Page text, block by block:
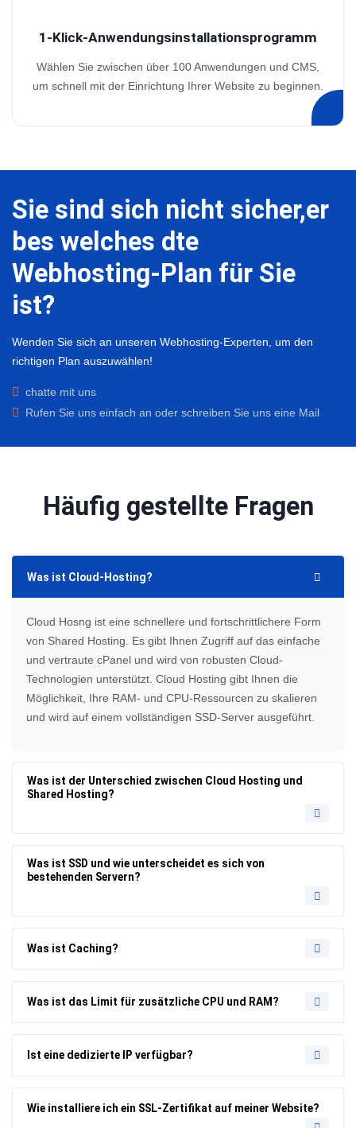
1-Klick-Anwendungsinstallationsprogramm
Wählen Sie zwischen über 100 Anwendungen und CMS,
um schnell mit der Einrichtung Ihrer Website zu beginnen.
Sie sind sich nicht sicher,er
bes welches dte
Webhosting-Plan für Sie
ist?
Wenden Sie sich an unseren Webhosting-Experten, um den
richtigen Plan auszuwählen!
chatte mit uns
Rufen Sie uns einfach an oder schreiben Sie uns eine Mail
Häufig gestellte Fragen
Was ist Cloud-Hosting?
Cloud Hosng ist eine schnellere und fortschrittlichere Form
von Shared Hosting. Es gibt Ihnen Zugriff auf das einfache
und vertraute cPanel und wird von robusten Cloud-
Technologien unterstützt. Cloud Hosting gibt Ihnen die
Möglichkeit, Ihre RAM- und CPU-Ressourcen zu skalieren
und wird auf einem vollständigen SSD-Server ausgeführt.
Was ist der Unterschied zwischen Cloud Hosting und
Shared Hosting?
Was ist SSD und wie unterscheidet es sich von
bestehenden Servern?
Was ist Caching?
Was ist das Limit für zusätzliche CPU und RAM?
Ist eine dedizierte IP verfügbar?
Wie installiere ich ein SSL-Zertifikat auf meiner Website?